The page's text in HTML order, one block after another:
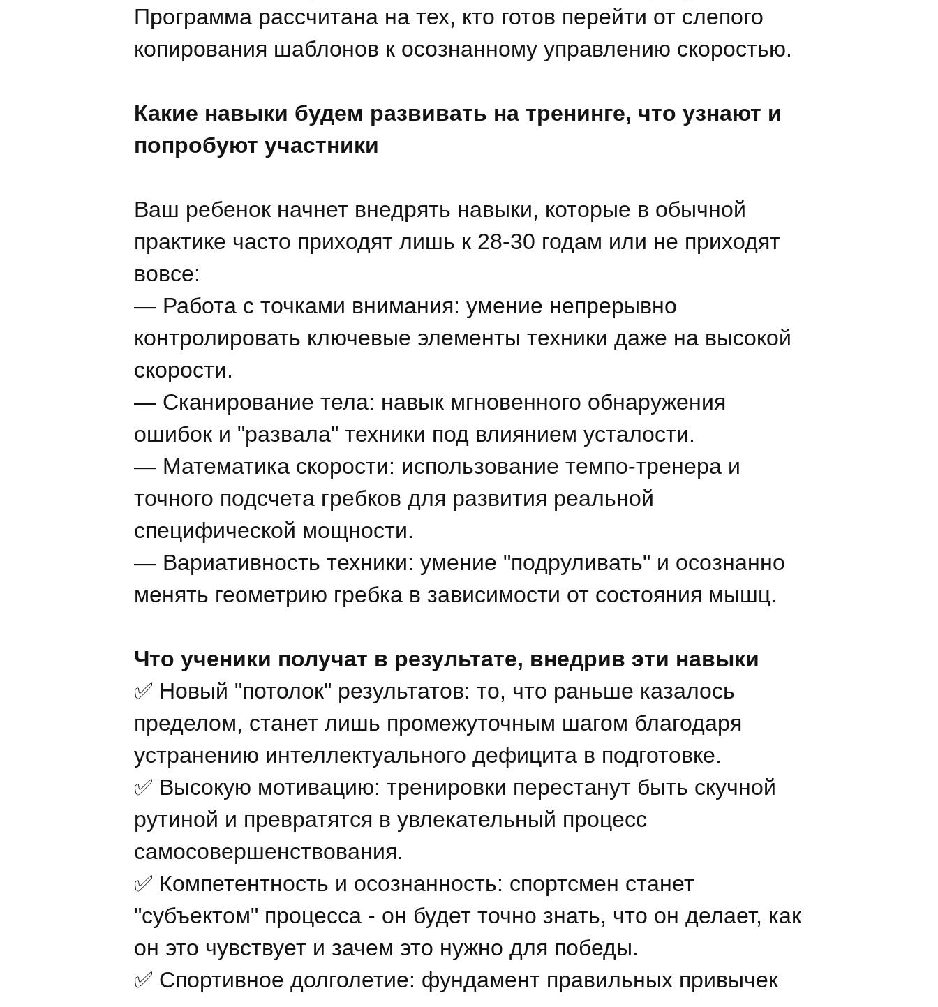
Программа рассчитана на тех, кто готов перейти от слепого
копирования шаблонов к осознанному управлению скоростью.
Какие навыки будем развивать на тренинге, что узнают и
попробуют участники
Ваш ребенок начнет внедрять навыки, которые в обычной
практике часто приходят лишь к 28-30 годам или не приходят
вовсе:
— Работа с точками внимания: умение непрерывно
контролировать ключевые элементы техники даже на высокой
скорости.
— Сканирование тела: навык мгновенного обнаружения
ошибок и "развала" техники под влиянием усталости.
— Математика скорости: использование темпо-тренера и
точного подсчета гребков для развития реальной
специфической мощности.
— Вариативность техники: умение "подруливать" и осознанно
менять геометрию гребка в зависимости от состояния мышц.
Что ученики получат в результате, внедрив эти навыки
✅ Новый "потолок" результатов: то, что раньше казалось
пределом, станет лишь промежуточным шагом благодаря
устранению интеллектуального дефицита в подготовке.
✅ Высокую мотивацию: тренировки перестанут быть скучной
рутиной и превратятся в увлекательный процесс
самосовершенствования.
✅ Компетентность и осознанность: спортсмен станет
"субъектом" процесса - он будет точно знать, что он делает, как
он это чувствует и зачем это нужно для победы.
✅ Спортивное долголетие: фундамент правильных привычек